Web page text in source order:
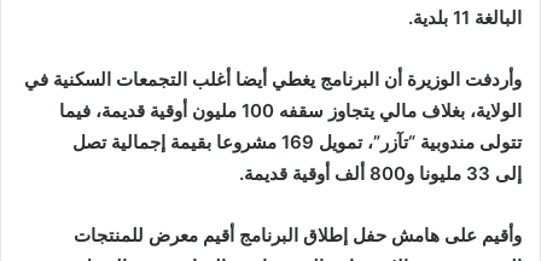
البالغة 11 بلدية.
وأردفت الوزيرة أن البرنامج يغطي أيضا أغلب التجمعات السكنية في
الولاية، بغلاف مالي يتجاوز سقفه 100 مليون أوقية قديمة، فيما
تتولى مندوبية “تآزر”، تمويل 169 مشروعا بقيمة إجمالية تصل
إلى 33 مليونا و800 ألف أوقية قديمة.
وأقيم على هامش حفل إطلاق البرنامج أقيم معرض للمنتجات